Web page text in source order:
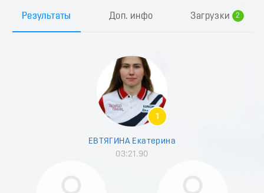
Результаты Доп. инфо Загрузки
2
1
ЕВТЯГИНА Екатерина
03:21.90